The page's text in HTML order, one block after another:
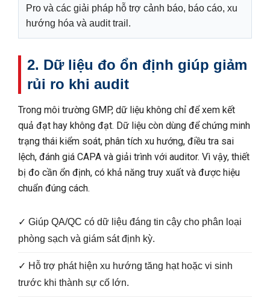
Pro và các giải pháp hỗ trợ cảnh báo, báo cáo, xu
hướng hóa và audit trail.
2. Dữ liệu đo ổn định giúp giảm
rủi ro khi audit
Trong môi trường GMP, dữ liệu không chỉ để xem kết
quả đạt hay không đạt. Dữ liệu còn dùng để chứng minh
trạng thái kiểm soát, phân tích xu hướng, điều tra sai
lệch, đánh giá CAPA và giải trình với auditor. Vì vậy, thiết
bị đo cần ổn định, có khả năng truy xuất và được hiệu
chuẩn đúng cách.
✓ Giúp QA/QC có dữ liệu đáng tin cậy cho phân loại
phòng sạch và giám sát định kỳ.
✓ Hỗ trợ phát hiện xu hướng tăng hạt hoặc vi sinh
trước khi thành sự cố lớn.